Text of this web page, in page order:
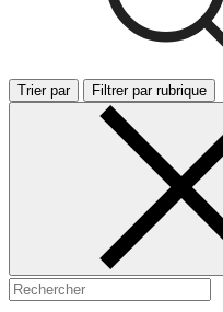
Trier par Filtrer par rubrique